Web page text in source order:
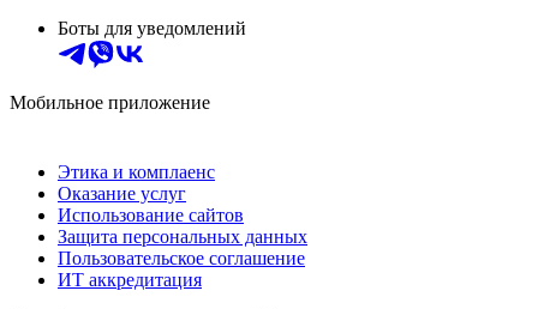
Боты для уведомлений
Мобильное приложение
Этика и комплаенс
Оказание услуг
Использование сайтов
Защита персональных данных
Пользовательское соглашение
ИТ аккредитация